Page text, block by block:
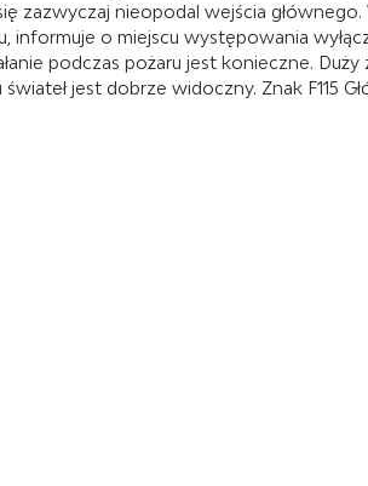
zazwyczaj nieopodal wejścia
informuje o miejscu występowania
podczas pożaru jest konieczne. Duży
jest dobrze widoczny. Znak F115